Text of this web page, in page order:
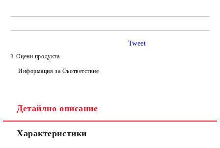
Оцени продукта
Информация за Съответствие
Tweet
Детайлно описание
Характеристики